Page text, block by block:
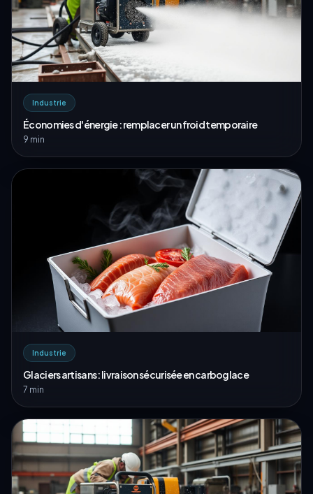
Industrie
Économies d'énergie : remplacer un froid temporaire
9 min
Industrie
Glaciers artisans : livraison sécurisée en carboglace
7 min